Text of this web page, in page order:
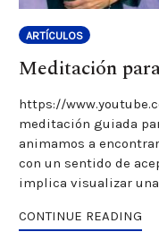
ARTÍCULOS
Meditación
https://
meditación guiada
animamos a
con un sentido de
implica visualizar
CONTINUE READING